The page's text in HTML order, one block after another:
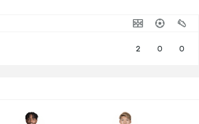
2 0 0